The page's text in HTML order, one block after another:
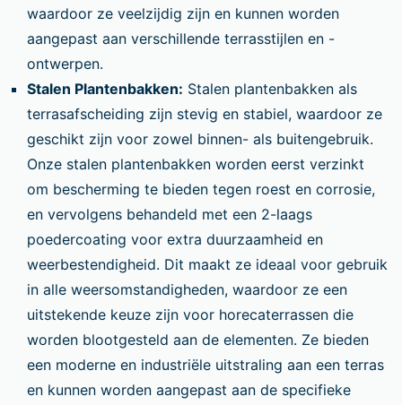
waardoor ze veelzijdig zijn en kunnen worden
aangepast aan verschillende terrasstijlen en -
ontwerpen.
Stalen Plantenbakken: Stalen plantenbakken als
terrasafscheiding zijn stevig en stabiel, waardoor ze
geschikt zijn voor zowel binnen- als buitengebruik.
Onze stalen plantenbakken worden eerst verzinkt
om bescherming te bieden tegen roest en corrosie,
en vervolgens behandeld met een 2-laags
poedercoating voor extra duurzaamheid en
weerbestendigheid. Dit maakt ze ideaal voor gebruik
in alle weersomstandigheden, waardoor ze een
uitstekende keuze zijn voor horecaterrassen die
worden blootgesteld aan de elementen. Ze bieden
een moderne en industriële uitstraling aan een terras
en kunnen worden aangepast aan de specifieke